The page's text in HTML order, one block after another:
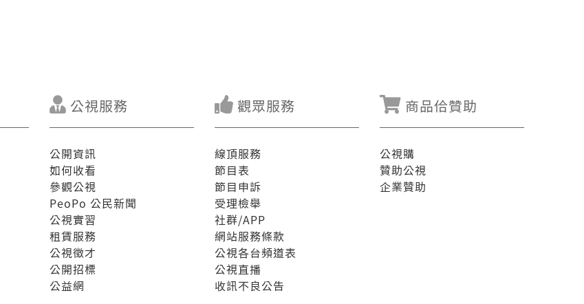
公視服務
公開資訊
如何收看
參觀公視
PeoPo 公民新聞
公視實習
租賃服務
公視徵才
公開招標
公益網
觀眾服務
線頂服務
節目表
節目申訴
受理檢舉
社群/APP
網站服務條款
公視各台頻道表
公視直播
收訊不良公告
商品佮贊助
公視購
贊助公視
企業贊助